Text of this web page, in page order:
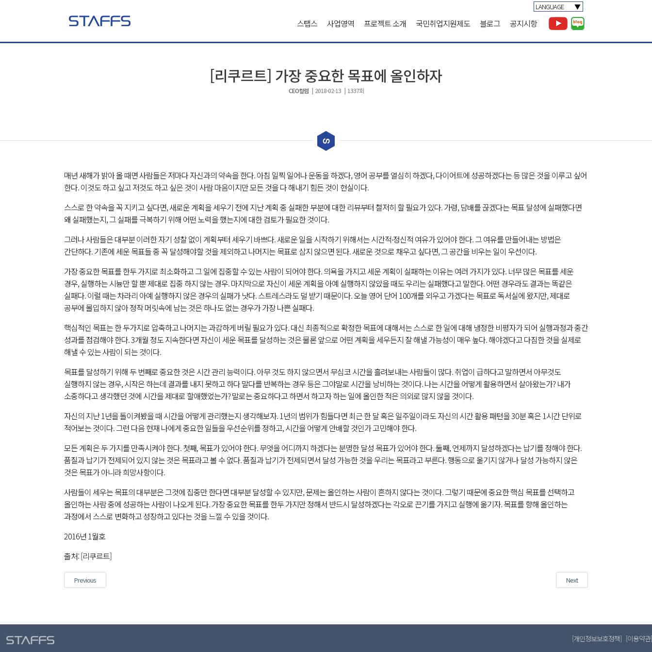
스탭스 사업영역 프로젝트 소개 국민취업지원제도 블로그 공지시항
LANGUAGE
[리쿠르트] 가장 중요한 목표에 올인하자
CEO컬럼| 2018-02-13 | 1337회
매년 새해가 밝아 올 때면 사람들은 저마다 자신과의 약속을 한다. 아침 일찍 일어나 운동을 하겠다, 영어 공부를 열심히 하겠다, 다이어트에 성공하겠다는 등 많은 것을 이루고 싶어
한다. 이것도 하고 싶고 저것도 하고 싶은 것이 사람 마음이지만 모든 것을 다 해내기 힘든 것이 현실이다.
스스로 한 약속을 꼭 지키고 싶다면, 새로운 계획을 세우기 전에 지난 계획 중 실패한 부분에 대한 리뷰부터 철저히 할 필요가 있다. 가령, 담배를 끊겠다는 목표 달성에 실패했다면
왜 실패했는지, 그 실패를 극복하기 위해 어떤 노력을 했는지에 대한 검토가 필요한 것이다.
그러나 사람들은 대부분 이러한 자기 성찰 없이 계획부터 세우기 바쁘다. 새로운 일을 시작하기 위해서는 시간적∙정신적 여유가 있어야 한다. 그 여유를 만들어내는 방법은
간단하다. 기존에 세운 목표들 중 꼭 달성해야할 것을 제외하고 나머지는 목표로 삼지 않으면 된다. 새로운 것으로 채우고 싶다면, 그 공간을 비우는 일이 우선이다.
가장 중요한 목표를 한두 가지로 최소화하고 그 일에 집중할 수 있는 사람이 되어야 한다. 의욕을 가지고 세운 계획이 실패하는 이유는 여러 가지가 있다. 너무 많은 목표를 세운
경우, 실행하는 시늉만 할 뿐 제대로 집중 하지 않는 경우. 마지막으로 자신이 세운 계획을 아예 실행하지 않았을 때도 우리는 실패했다고 말한다. 어떤 경우라도 결과는 똑같은
실패다. 이럴 때는 차라리 아예 실행하지 않은 경우의 실패가 낫다. 스트레스라도 덜 받기 때문이다. 오늘 영어 단어 100개를 외우고 가겠다는 목표로 독서실에 왔지만, 제대로
공부에 몰입하지 않아 정작 머릿속에 남는 것은 하나도 없는 경우가 가장 나쁜 실패다.
핵심적인 목표는 한 두가지로 압축하고 나머지는 과감하게 버릴 필요가 있다. 대신 최종적으로 확정한 목표에 대해서는 스스로 한 일에 대해 냉정한 비평자가 되어 실행과정과 중간
성과를 점검해야 한다. 3개월 정도 지속한다면 자신이 세운 목표를 달성하는 것은 물론 앞으로 어떤 계획을 세우든지 잘 해낼 가능성이 매우 높다. 해야겠다고 다짐한 것을 실제로
해낼 수 있는 사람이 되는 것이다.
목표를 달성하기 위해 두 번째로 중요한 것은 시간 관리 능력이다. 아무 것도 하지 않으면서 무심코 시간을 흘려보내는 사람들이 많다. 취업이 급하다고 말하면서 아무것도
실행하지 않는 경우, 시작은 하는데 결과를 내지 못하고 하다 말다를 반복하는 경우 등은 그야말로 시간을 낭비하는 것이다. 나는 시간을 어떻게 활용하면서 살아왔는가? 내가
소중하다고 생각했던 것에 시간을 제대로 할애했었는가? 말로는 중요하다고 하면서 하고자 하는 일에 올인한 적은 의외로 많지 않을 것이다.
자신의 지난 1년을 돌이켜봤을 때 시간을 어떻게 관리했는지 생각해보자. 1년의 범위가 힘들다면 최근 한 달 혹은 일주일이라도 자신의 시간 활용 패턴을 30분 혹은 1시간 단위로
적어보는 것이다. 그런 다음 현재 나에게 중요한 일들을 우선순위를 정하고, 시간을 어떻게 안배할 것인가 고민해야 한다.
모든 계획은 두 가지를 만족시켜야 한다. 첫째, 목표가 있어야 한다. 무엇을 어디까지 하겠다는 분명한 달성 목표가 있어야 한다. 둘째, 언제까지 달성하겠다는 납기를 정해야 한다.
품질과 납기가 전제되어 있지 않는 것은 목표라고 볼 수 없다. 품질과 납기가 전제되면서 달성 가능한 것을 우리는 목표라고 부른다. 행동으로 옮기지 않거나 달성 가능하지 않은
것은 목표가 아니라 희망사항이다.
사람들이 세우는 목표의 대부분은 그것에 집중만 한다면 대부분 달성할 수 있지만, 문제는 올인하는 사람이 흔하지 않다는 것이다. 그렇기 때문에 중요한 핵심 목표를 선택하고
올인하는 사람 중에 성공하는 사람이 나오게 된다. 가장 중요한 목표를 한두 가지만 정해서 반드시 달성하겠다는 각오로 끈기를 가지고 실행에 옮기자. 목표를 향해 올인하는
과정에서 스스로 변화하고 성장하고 있다는 것을 느낄 수 있을 것이다.
2016년 1월호
출처: [리쿠르트]
내비게이션
Previous
post:
NextNext
post:
[개인정보보호정책] [이용약관]